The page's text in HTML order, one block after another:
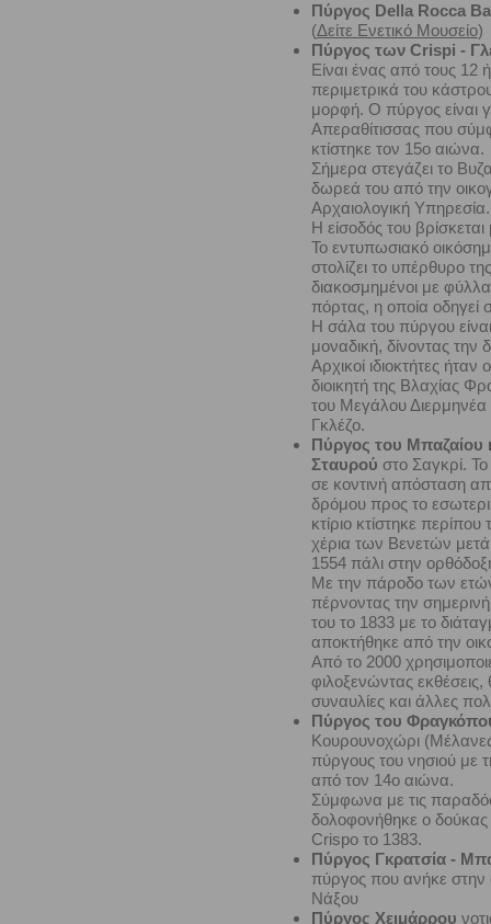
Πύργος Della Rocca
(Δείτε Ενετικό Μουσείο)
Πύργος των Crispi -
Είναι ένας από τους 12
περιμετρικά του
μορφή. Ο πύργος είναι
Απεραθίτισσας που
κτίστηκε τον 15ο αιώνα.
Σήμερα στεγάζει το
δωρεά του από την
Αρχαιολογική Υπηρεσία.
Η είσοδός του
Το εντυπωσιακό
στολίζει το υπέρθυρο
διακοσμημένοι με
πόρτας, η οποία
Η σάλα του πύργου
μοναδική, δίνοντας την
Αρχικοί ιδιοκτήτες
διοικητή της Βλαχίας
του Μεγάλου Διερμηνέα
Γκλέζο.
Πύργος του Μπαζαίου
Σταυρού στο Σαγκρί.
σε κοντινή απόσταση
δρόμου προς το
κτίριο κτίστηκε
χέρια των Βενετών μετά
1554 πάλι στην
Με την πάροδο των
πέρνοντας την
του το 1833 με το
αποκτήθηκε από την
Από το 2000
φιλοξενώντας
συναυλίες και άλλες
Πύργος του
Κουρουνοχώρι
πύργους του νησιού με
από τον 14ο αιώνα.
Σύμφωνα με τις
δολοφονήθηκε ο
Crispo το 1383.
Πύργος Γκρατσία -
πύργος που ανήκε στην
Νάξου
Πύργος Χειμάρρου